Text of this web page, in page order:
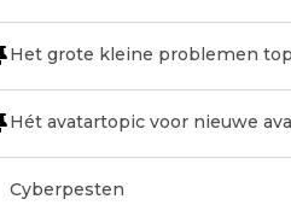
Het grote kleine problemen
Hét avatartopic voor nieuwe
Cyberpesten